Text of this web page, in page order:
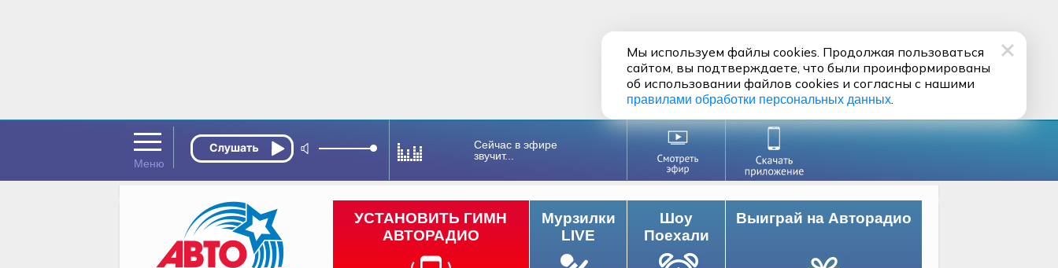
Сейчас в эфире
звучит...
Выиграй на Авторадио
УСТАНОВИТЬ ГИМН
АВТОРАДИО
Мурзилки
LIVE
Шоу
Поехали
Мы используем файлы cookies. Продолжая пользоваться
сайтом, вы подтверждаете, что были проинформированы
об использовании файлов cookies и согласны с нашими
правилами обработки персональных данных.